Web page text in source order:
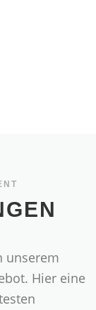
unserem
Hier eine